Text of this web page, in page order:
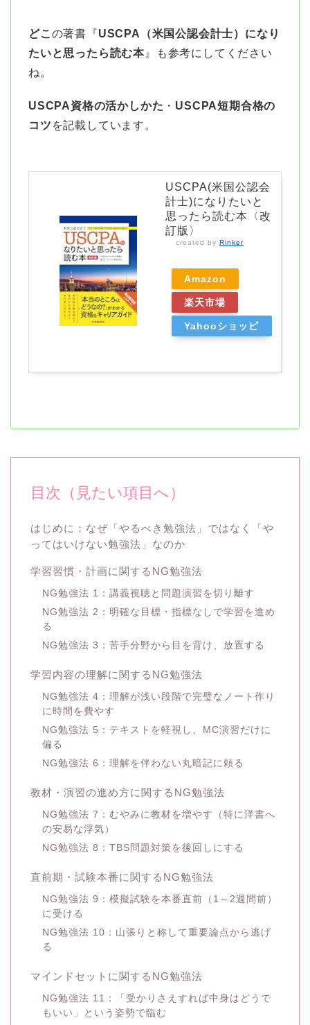
どこ の著書『USCPA（米国公認会計士）になり
たいと思ったら読む本 』も参考にしてください
ね。
USCPA資格の活かしかた ・ USCPA短期合格の
コツ を記載しています。
USCPA(米国公認会
計士)になりたいと
思ったら読む本〈改
訂版〉
created by Rinker
Amazon
楽天市場
Yahooショッピ
目次（見たい項目へ）
はじめに：なぜ「やるべき勉強法」ではなく「や
ってはいけない勉強法」なのか
学習習慣・計画に関するNG勉強法
NG勉強法 1：講義視聴と問題演習を切り離す
NG勉強法 2：明確な目標・指標なしで学習を進め
る
NG勉強法 3：苦手分野から目を背け、放置する
学習内容の理解に関するNG勉強法
NG勉強法 4：理解が浅い段階で完璧なノート作り
に時間を費やす
NG勉強法 5：テキストを軽視し、MC演習だけに
偏る
NG勉強法 6：理解を伴わない丸暗記に頼る
教材・演習の進め方に関するNG勉強法
NG勉強法 7：むやみに教材を増やす（特に洋書へ
の安易な浮気）
NG勉強法 8：TBS問題対策を後回しにする
直前期・試験本番に関するNG勉強法
NG勉強法 9：模擬試験を本番直前（1～2週間前）
に受ける
NG勉強法 10：山張りと称して重要論点から逃げ
る
マインドセットに関するNG勉強法
NG勉強法 11：「受かりさえすれば中身はどうで
もいい」という姿勢で臨む